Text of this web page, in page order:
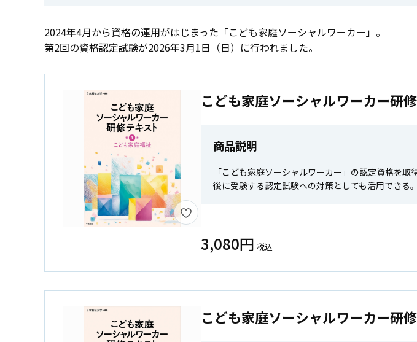
2024年4月から資格の運用がはじまった「こども家庭ソーシャルワーカー」。
第2回の資格認定試験が2026年3月1日（日）に行われました。
こども家庭ソーシャルワーカー研
商品説明
「こども家庭ソーシャルワーカー」の認定資格を
後に受験する認定試験への対策としても活用できる
3,080円 税込
こども家庭ソーシャルワーカー